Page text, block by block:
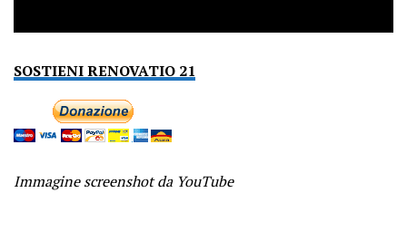
SOSTIENI RENOVATIO 21
Immagine screenshot da YouTube